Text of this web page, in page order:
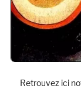
Retrouvez ici